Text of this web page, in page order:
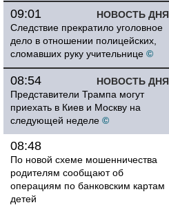
НОВОСТЬ ДНЯ
09:01
Следствие прекратило уголовное
дело в отношении полицейских,
сломавших руку учительнице ©
НОВОСТЬ ДНЯ
08:54
Представители Трампа могут
приехать в Киев и Москву на
следующей неделе ©
08:48
По новой схеме мошенничества
родителям сообщают об
операциям по банковским картам
детей